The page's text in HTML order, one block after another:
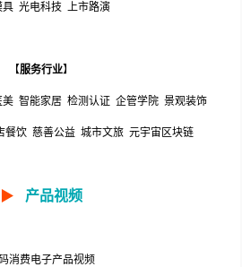
具 光电科技 上市路演
【服务行业】
美 智能家居 检测认证 企管学院 景观装饰
餐饮 慈善公益 城市文旅 元宇宙区块链
▶ 产品视频
消费电子产品视频